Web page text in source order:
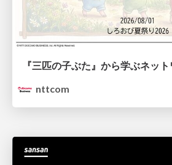
nttcom